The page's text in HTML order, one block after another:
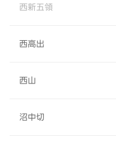
西新五領
西高出
西山
沼中切